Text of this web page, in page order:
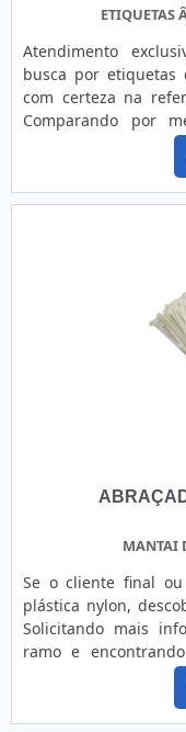
ETIQUETAS
Atendimento
busca por etiquetas
com certeza na
Comparando por
achando a líder da
SOBRE ETIQUETAS
busca por etiquetas
internet a
MANTAI
Se o cliente final ou
plástica nylon,
Solicitando mais
ramo e
competente, a
lembrar que o
especializadas.